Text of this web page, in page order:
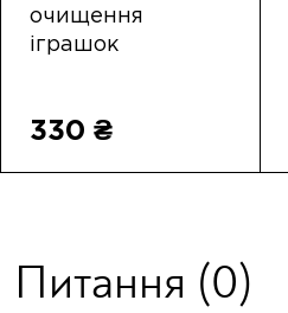
очищення
іграшок
330 ₴
Питання (0)